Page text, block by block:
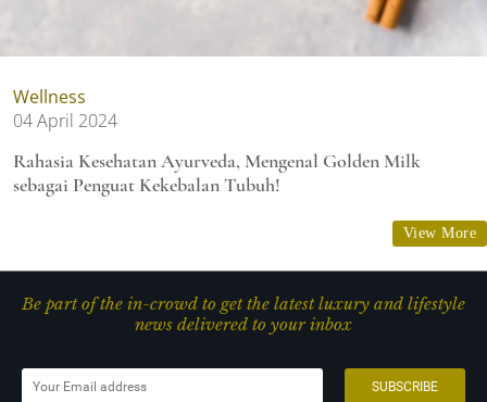
Wellness
04 April 2024
Rahasia Kesehatan Ayurveda, Mengenal Golden Milk
sebagai Penguat Kekebalan Tubuh!
View More
Be part of the in-crowd to get the latest luxury and lifestyle
news delivered to your inbox